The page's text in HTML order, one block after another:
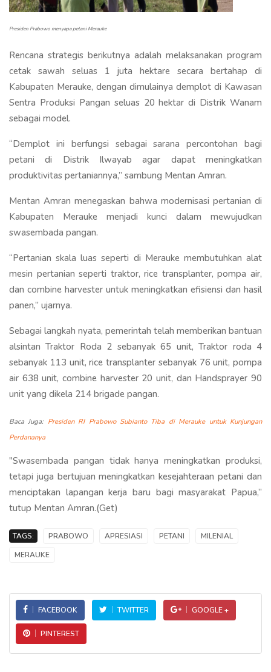
Presiden Prabowo menyapa petani Merauke
Rencana strategis berikutnya adalah melaksanakan program
cetak sawah seluas 1 juta hektare secara bertahap di
Kabupaten Merauke, dengan dimulainya demplot di Kawasan
Sentra Produksi Pangan seluas 20 hektar di Distrik Wanam
sebagai model.
“Demplot ini berfungsi sebagai sarana percontohan bagi
petani di Distrik Ilwayab agar dapat meningkatkan
produktivitas pertaniannya,” sambung Mentan Amran.
Mentan Amran menegaskan bahwa modernisasi pertanian di
Kabupaten Merauke menjadi kunci dalam mewujudkan
swasembada pangan.
“Pertanian skala luas seperti di Merauke membutuhkan alat
mesin pertanian seperti traktor, rice transplanter, pompa air,
dan combine harvester untuk meningkatkan efisiensi dan hasil
panen,” ujarnya.
Sebagai langkah nyata, pemerintah telah memberikan bantuan
alsintan Traktor Roda 2 sebanyak 65 unit, Traktor roda 4
sebanyak 113 unit, rice transplanter sebanyak 76 unit, pompa
air 638 unit, combine harvester 20 unit, dan Handsprayer 90
unit yang dikela 214 brigade pangan.
Baca Juga: Presiden RI Prabowo Subianto Tiba di Merauke untuk Kunjungan
Perdananya
"Swasembada pangan tidak hanya meningkatkan produksi,
tetapi juga bertujuan meningkatkan kesejahteraan petani dan
menciptakan lapangan kerja baru bagi masyarakat Papua,”
tutup Mentan Amran.(Get)
TAGS: PRABOWO APRESIASI PETANI
MILENIAL
MERAUKE
FACEBOOK TWITTER GOOGLE +
PINTEREST